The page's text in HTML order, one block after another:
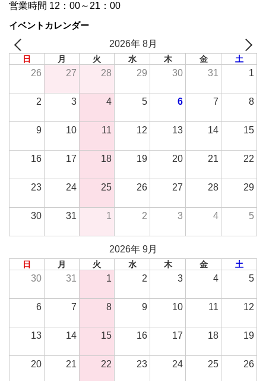
営業時間 12：00～21：00
イベントカレンダー
2026年 8月
日 月 火 水 木 金 土
26 27 28 29 30 31 1
2 3 4 5 6 7 8
9 10 11 12 13 14 15
16 17 18 19 20 21 22
23 24 25 26 27 28 29
30 31 1 2 3 4 5
2026年 9月
日 月 火 水 木 金 土
30 31 1 2 3 4 5
6 7 8 9 10 11 12
13 14 15 16 17 18 19
20 21 22 23 24 25 26